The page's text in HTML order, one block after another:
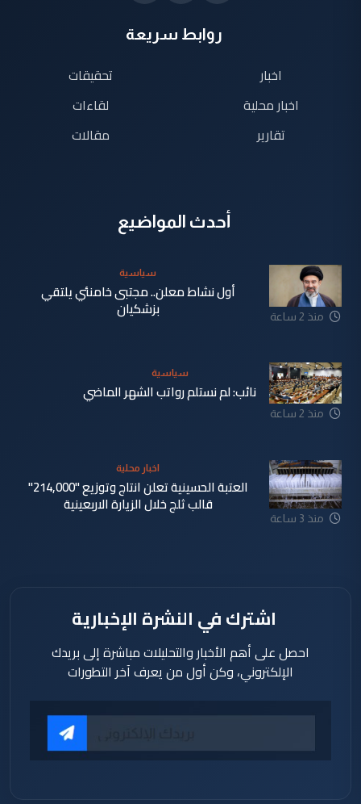
روابط سريعة
اخبار
اخبار محلية
تقارير
تحقيقات
لقاءات
مقالات
أحدث المواضيع
منذ 2 ساعة
سياسية
أول نشاط معلن.. مجتبى خامنئي يلتقي
بزشكيان
منذ 2 ساعة
سياسية
نائب: لم نستلم رواتب الشهر الماضي
منذ 3 ساعة
اخبار محلية
العتبة الحسينية تعلن انتاج وتوزيع "214,000"
قالب ثلج خلال الزيارة الاربعينية
اشترك في النشرة الإخبارية
احصل على أهم الأخبار والتحليلات مباشرة إلى بريدك
الإلكتروني، وكن أول من يعرف آخر التطورات